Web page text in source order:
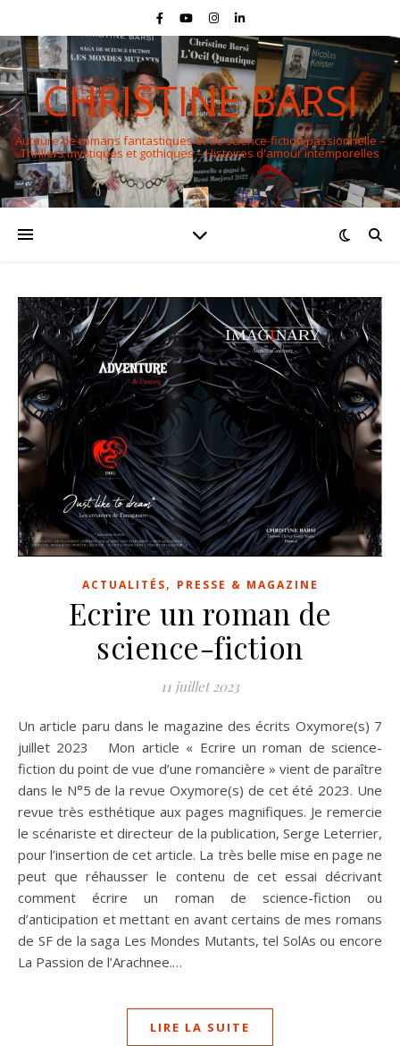
CHRISTINE BARSI
Auteure de romans fantastiques et de science-fiction passionnelle –
Thrillers mystiques et gothiques – Histoires d'amour intemporelles
ACTUALITÉS, PRESSE & MAGAZINE
Ecrire un roman de
science-fiction
11 juillet 2023
Un article paru dans le magazine des écrits Oxymore(s) 7
juillet 2023 Mon article « Ecrire un roman de science-
fiction du point de vue d’une romancière » vient de paraître
dans le N°5 de la revue Oxymore(s) de cet été 2023. Une
revue très esthétique aux pages magnifiques. Je remercie
le scénariste et directeur de la publication, Serge Leterrier,
pour l’insertion de cet article. La très belle mise en page ne
peut que réhausser le contenu de cet essai décrivant
comment écrire un roman de science-fiction ou
d’anticipation et mettant en avant certains de mes romans
de SF de la saga Les Mondes Mutants, tel SolAs ou encore
La Passion de l’Arachnee.…
LIRE LA SUITE